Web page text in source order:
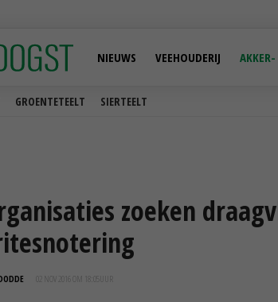
GROENTETEELT SIERTEELT
NIEUWS VEEHOUDERIJ
zoeken
02 NOV 2016 OM 18:05